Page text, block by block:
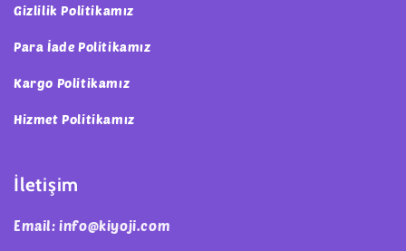
Gizlilik Politikamız
Para İade Politikamız
Kargo Politikamız
Hizmet Politikamız
İletişim
Email: info@kiyoji.com